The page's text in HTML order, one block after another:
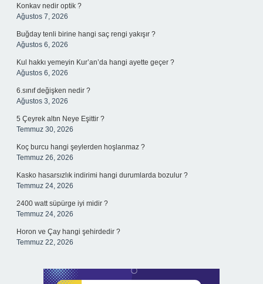
Konkav nedir optik ?
Ağustos 7, 2026
Buğday tenli birine hangi saç rengi yakışır ?
Ağustos 6, 2026
Kul hakkı yemeyin Kur’an’da hangi ayette geçer ?
Ağustos 6, 2026
6.sınıf değişken nedir ?
Ağustos 3, 2026
5 Çeyrek altın Neye Eşittir ?
Temmuz 30, 2026
Koç burcu hangi şeylerden hoşlanmaz ?
Temmuz 26, 2026
Kasko hasarsızlık indirimi hangi durumlarda bozulur ?
Temmuz 24, 2026
2400 watt süpürge iyi midir ?
Temmuz 24, 2026
Horon ve Çay hangi şehirdedir ?
Temmuz 22, 2026